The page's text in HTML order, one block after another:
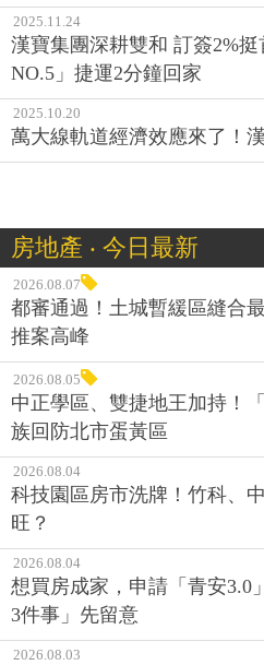
2025.11.24
漢寶集團深耕雙和 訂簽2%
NO.5」捷運2分鐘回家
2025.10.20
萬大線軌道經濟效應來了！
房地產 ‧ 今日最新
2026.08.07
都審通過！土城暫緩區縫合
推案高峰
2026.08.05
中正學區、雙捷地王加持！
族回防北市蛋黃區
2026.08.04
科技園區房市洗牌！竹科、
旺？
2026.08.04
想買房成家，申請「青安3.0
3件事」先留意
2026.08.03